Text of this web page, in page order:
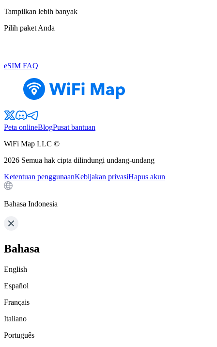
Tampilkan lebih banyak
Pilih paket Anda
eSIM FAQ
Peta onlineBlogPusat bantuan
WiFi Map LLC ©
2026 Semua hak cipta dilindungi undang-undang
Ketentuan penggunaanKebijakan privasiHapus akun
Bahasa Indonesia
Bahasa
English
Español
Français
Italiano
Português